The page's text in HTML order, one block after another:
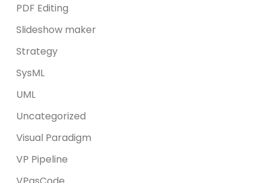
PDF Editing
Slideshow maker
Strategy
SysML
UML
Uncategorized
Visual Paradigm
VP Pipeline